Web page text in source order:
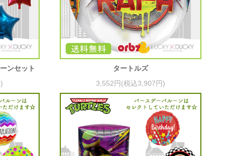
ンセット
タートルズ
3,552円(税込3,907円)